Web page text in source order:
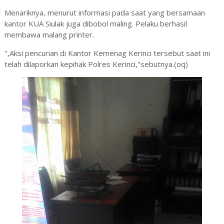
Menariknya, menurut informasi pada saat yang bersamaan
kantor KUA Siulak juga dibobol maling. Pelaku berhasil
membawa malang printer.
",Aksi pencurian di Kantor Kemenag Kerinci tersebut saat ini
telah dilaporkan kepihak Polres Kerinci,"sebutnya.(oq)